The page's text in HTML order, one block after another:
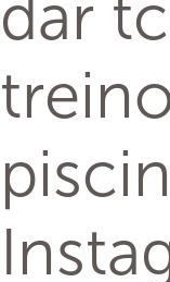
dar